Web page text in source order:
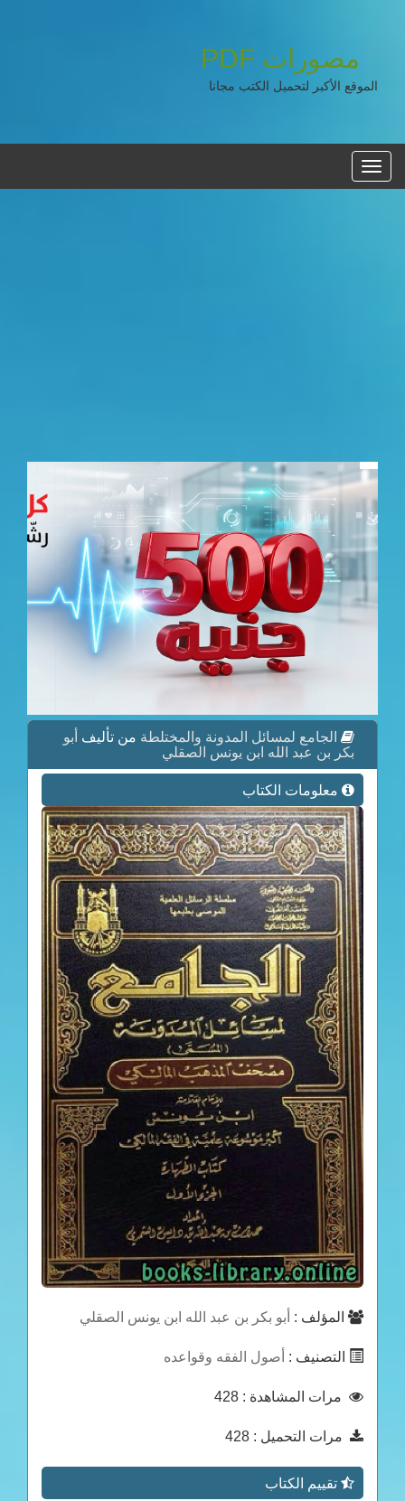
مصورات PDF
الموقع الأكبر لتحميل الكتب مجانا
القائمه
الرئيسية
الجامع لمسائل المدونة والمختلطة من تأليف أبو
بكر بن عبد الله ابن يونس الصقلي
معلومات الكتاب
المؤلف : أبو بكر بن عبد الله ابن يونس الصقلي
التصنيف : أصول الفقه وقواعده
مرات المشاهدة : 428
مرات التحميل : 428
تقييم الكتاب